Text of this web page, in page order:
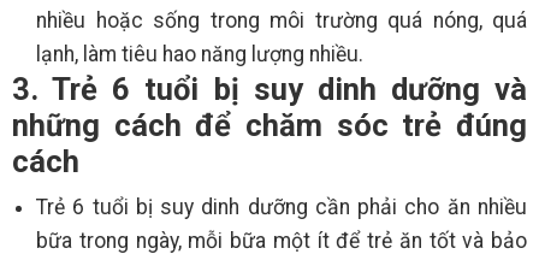
nhiều hoặc sống trong môi trường quá nóng, quá
lạnh, làm tiêu hao năng lượng nhiều.
3. Trẻ 6 tuổi bị suy dinh dưỡng và
những cách để chăm sóc trẻ đúng
cách
Trẻ 6 tuổi bị suy dinh dưỡng cần phải cho ăn nhiều
bữa trong ngày, mỗi bữa một ít để trẻ ăn tốt và bảo